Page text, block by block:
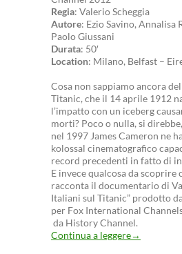
Regia: Valerio Scheggia
Autore: Ezio Savino, Annalisa
Paolo Giussani
Durata: 50′
Location: Milano, Belfast –
Cosa non sappiamo ancora
Titanic, che il 14 aprile 1912
l’impatto con un iceberg
morti? Poco o nulla, si
nel 1997 James Cameron ne
kolossal cinematografico
record precedenti in fatto di
E invece qualcosa da scoprire
racconta il documentario di
Italiani sul Titanic” prodotto
per Fox International
da History Channel.
Continua a leggere→